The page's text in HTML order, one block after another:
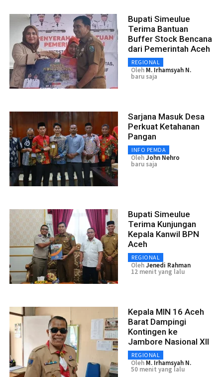
Bupati Simeulue
Terima Bantuan
Buffer Stock Bencana
dari Pemerintah Aceh
REGIONAL
Oleh M. Irhamsyah N.
baru saja
Sarjana Masuk Desa
Perkuat Ketahanan
Pangan
INFO PEMDA
OlehJohn Nehro
baru saja
Bupati Simeulue
Terima Kunjungan
Kepala Kanwil BPN
Aceh
REGIONAL
OlehJenedi Rahman
12 menit yang lalu
Kepala MIN 16 Aceh
Barat Dampingi
Kontingen ke
Jambore Nasional XII
REGIONAL
Oleh M. Irhamsyah N.
50 menit yang lalu